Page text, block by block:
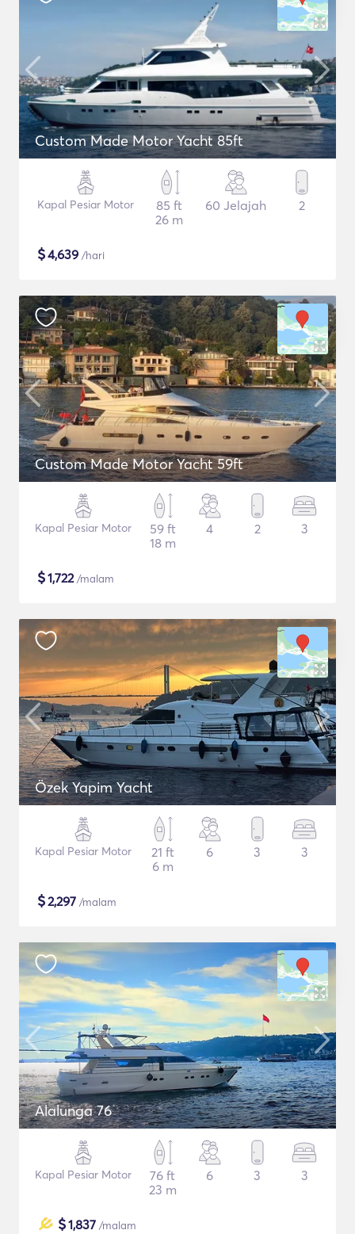
Custom Made Motor Yacht 85ft
Kapal Pesiar Motor
85 ft
26 m
60 Jelajah 2
$4,639 /hari
Custom Made Motor Yacht 59ft
Kapal Pesiar Motor
59 ft
18 m
4 2 3
$1,722/malam
Özek Yapim Yacht
Kapal Pesiar Motor
21 ft
6 m
6 3 3
$2,297 /malam
Alalunga 76
Kapal Pesiar Motor
76 ft
23 m
6 3 3
$1,837 /malam